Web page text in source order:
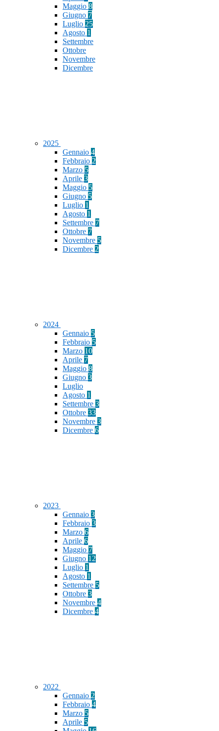
Maggio 8
Giugno 7
Luglio 25
Agosto 1
Settembre
Ottobre
Novembre
Dicembre
2025
Gennaio 4
Febbraio 2
Marzo 5
Aprile 3
Maggio 5
Giugno 5
Luglio 1
Agosto 1
Settembre 7
Ottobre 7
Novembre 5
Dicembre 2
2024
Gennaio 5
Febbraio 5
Marzo 10
Aprile 7
Maggio 8
Giugno 3
Luglio
Agosto 1
Settembre 3
Ottobre 33
Novembre 3
Dicembre 6
2023
Gennaio 3
Febbraio 3
Marzo 6
Aprile 6
Maggio 7
Giugno 12
Luglio 1
Agosto 1
Settembre 5
Ottobre 3
Novembre 4
Dicembre 4
2022
Gennaio 2
Febbraio 4
Marzo 5
Aprile 5